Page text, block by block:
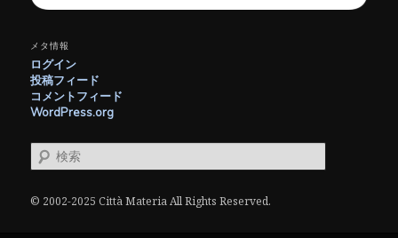
メタ情報
ログイン
投稿フィード
コメントフィード
WordPress.org
検
索
© 2002-2025 Città Materia All Rights Reserved.